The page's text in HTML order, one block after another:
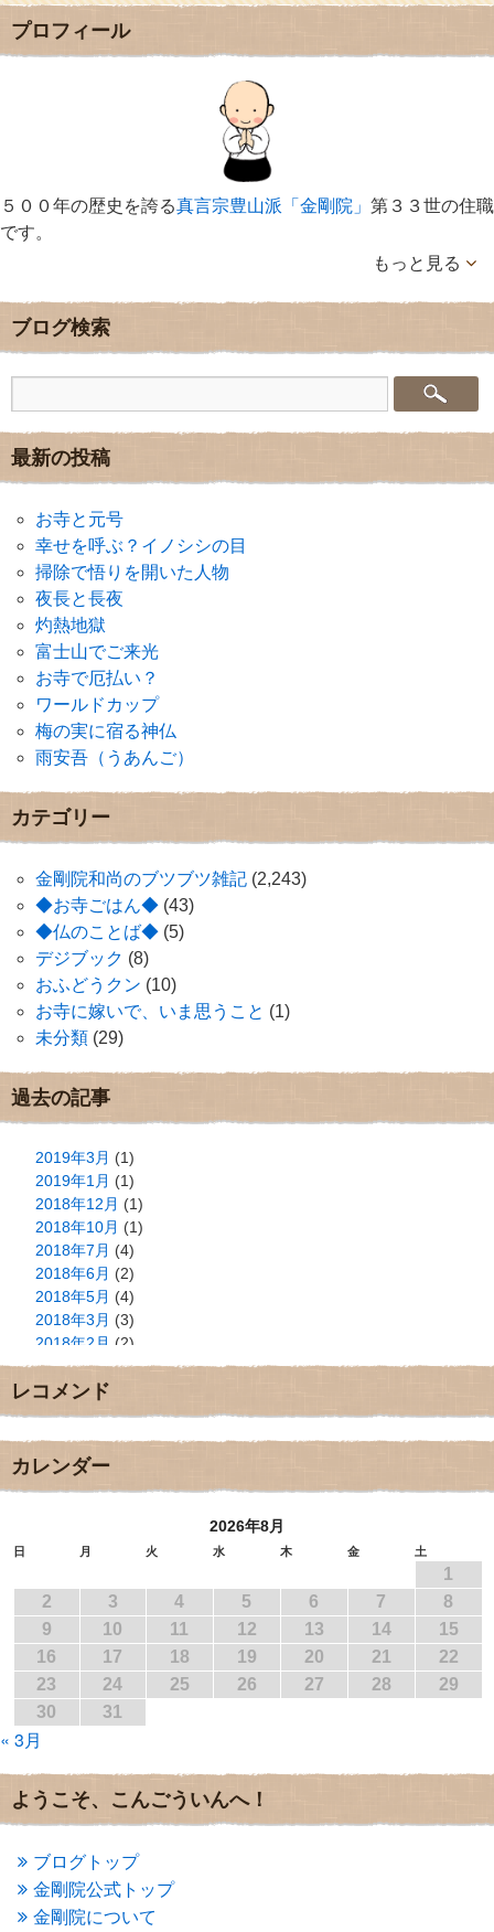
プロフィール
５００年の歴史を誇る真言宗豊山派「金剛院」 第３３世の住職
です。
もっと見る
ブログ検索
最新の投稿
お寺と元号
幸せを呼ぶ？イノシシの目
掃除で悟りを開いた人物
夜長と長夜
灼熱地獄
富士山でご来光
お寺で厄払い？
ワールドカップ
梅の実に宿る神仏
雨安吾（うあんご）
カテゴリー
金剛院和尚のブツブツ雑記 (2,243)
◆お寺ごはん◆ (43)
◆仏のことば◆ (5)
デジブック (8)
おふどうクン (10)
お寺に嫁いで、いま思うこと (1)
未分類 (29)
過去の記事
2019年3月 (1)
2019年1月 (1)
2018年12月 (1)
2018年10月 (1)
2018年7月 (4)
2018年6月 (2)
2018年5月 (4)
2018年3月 (3)
2018年2月 (2)
2018年1月(2)
2017年12月
2017年11月(3)
2017年9月
2017年8月
2017年5月
2017年3月(1)
2017年2月(1)
2017年1月(2)
2016年12月(4)
2016年11月(3)
2016年10月(1)
2016年9月
2016年6月
(2)
2016年5月(3)
2016年4月
(4)
2016年3月(4)
2016年2月(5)
2016年1月(3)
レコメンド
カレンダー
2026年8月
日 月 火 水 木 金 土
1
2
3 4 5 6 7
8
9
10 11 12 13 14
15
16
17 18 19 20 21
22
23
24 25 26 27 28
29
30
31
« 3月
ようこそ、こんごういんへ！
ブログトップ
金剛院公式トップ
金剛院について